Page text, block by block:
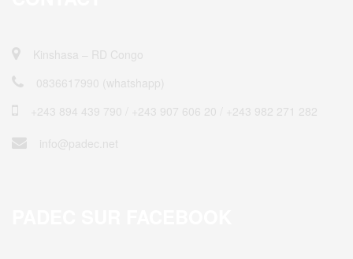
Kinshasa – RD Congo
0836617990 (whatshapp)
+243 894 439 790 / ‎+243 907 606 20 / +243 982 271 282
info@padec.net